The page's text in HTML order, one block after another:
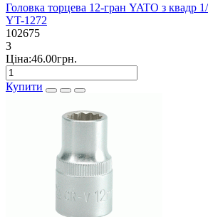
Головка торцева 12-гран YATO з
YT-1272
102675
3
Ціна:46.00грн.
Купити